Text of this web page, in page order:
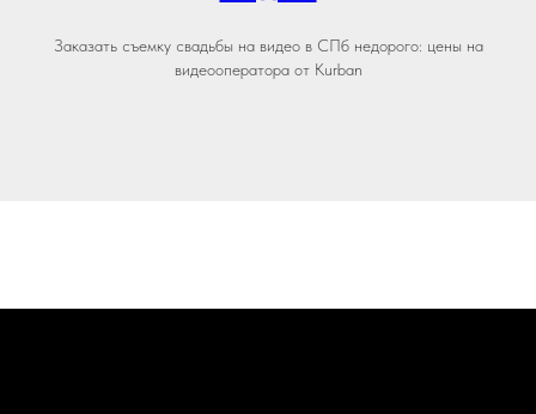
Заказать съемку свадьбы на видео в СПб недорого: цены на
видеооператора от Kurban